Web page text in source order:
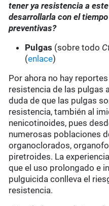
tener ya resistencia a
desarrollarla con el
preventivas?
Pulgas (sobre todo
(enlace)
Por ahora no hay
resistencia de las pulgas
duda de que las pulgas
resistencia, también al
nenicotinoides, pues
numerosas poblaciones
organoclorados,
piretroides. La
que el uso prolongado e
pulguicida conlleva el
resistencia.